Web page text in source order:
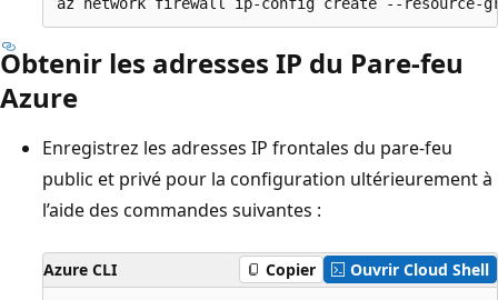
Obtenir les adresses IP du Pare-feu
Azure
Enregistrez les adresses IP frontales du pare-feu
public et privé pour la configuration ultérieurement à
l’aide des commandes suivantes :
Azure CLI Copier Ouvrir Cloud Shell